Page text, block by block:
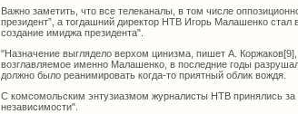
Важно заметить, что все телеканалы, в том числе
президент”, а тогдашний директор НТВ Игорь Малашенко
создание имиджа президента".
"Назначение выглядело верхом цинизма, пишет А.
возглавляемое именно Малашенко, в последние годы
должно было реанимировать когда-то приятный облик вождя.
С комсомольским энтузиазмом журналисты НТВ принялись за
независимости".